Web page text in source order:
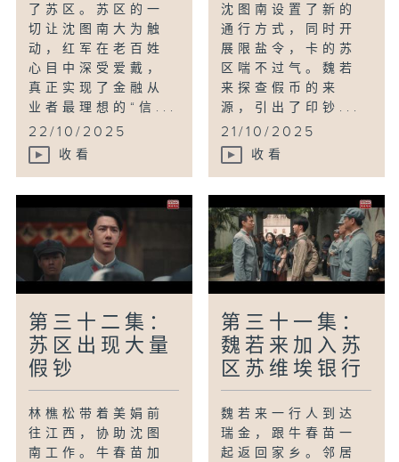
了苏区。苏区的一
切让沈图南大为触
动，红军在老百姓
心目中深受爱戴，
真正实现了金融从
业者最理想的“信...
22/10/2025
收看
沈图南设置了新的
通行方式，同时开
展限盐令，卡的苏
区喘不过气。魏若
来探查假币的来
源，引出了印钞...
21/10/2025
收看
第三十二集：
苏区出现大量
假钞
林樵松带着美娟前
往江西，协助沈图
南工作。牛春苗加
第三十一集：
魏若来加入苏
区苏维埃银行
魏若来一行人到达
瑞金，跟牛春苗一
起返回家乡。邻居